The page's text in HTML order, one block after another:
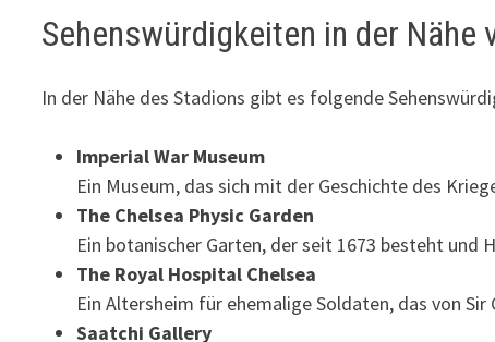
Sehenswürdigkeiten in der Nähe
In der Nähe des Stadions gibt es folgende
Imperial War Museum
Ein Museum, das sich mit der Geschichte des
The Chelsea Physic Garden
Ein botanischer Garten, der seit 1673 besteht und
The Royal Hospital Chelsea
Ein Altersheim für ehemalige Soldaten, das von
Saatchi Gallery